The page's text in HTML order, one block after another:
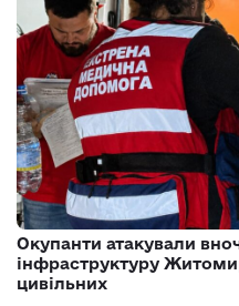
Окупанти атакували
інфраструктуру
цивільних